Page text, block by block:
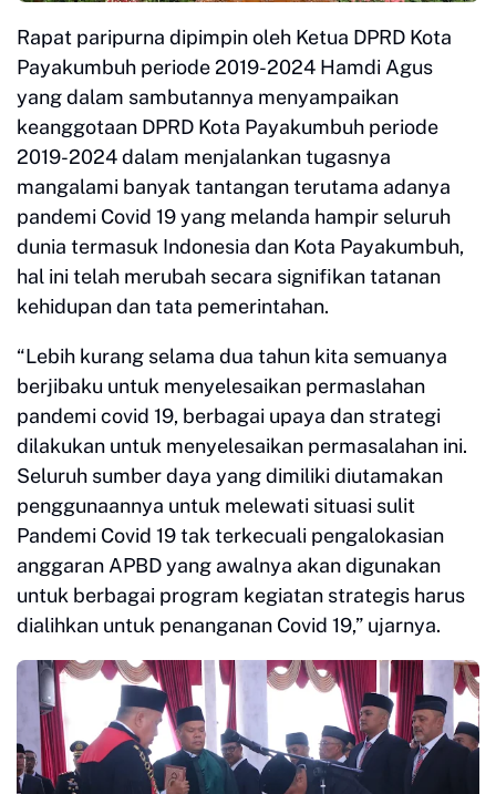
Rapat paripurna dipimpin oleh Ketua DPRD Kota
Payakumbuh periode 2019-2024 Hamdi Agus
yang dalam sambutannya menyampaikan
keanggotaan DPRD Kota Payakumbuh periode
2019-2024 dalam menjalankan tugasnya
mangalami banyak tantangan terutama adanya
pandemi Covid 19 yang melanda hampir seluruh
dunia termasuk Indonesia dan Kota Payakumbuh,
hal ini telah merubah secara signifikan tatanan
kehidupan dan tata pemerintahan.
“Lebih kurang selama dua tahun kita semuanya
berjibaku untuk menyelesaikan permaslahan
pandemi covid 19, berbagai upaya dan strategi
dilakukan untuk menyelesaikan permasalahan ini.
Seluruh sumber daya yang dimiliki diutamakan
penggunaannya untuk melewati situasi sulit
Pandemi Covid 19 tak terkecuali pengalokasian
anggaran APBD yang awalnya akan digunakan
untuk berbagai program kegiatan strategis harus
dialihkan untuk penanganan Covid 19,” ujarnya.